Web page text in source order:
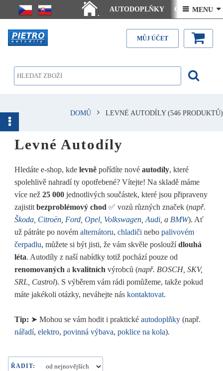
.
AUTODOPLŇKY Ceny doručení
Články - návody Kontakt
 MENU 
MŮJ ÚČET
DOMŮ LEVNÉ AUTODÍLY(546 PRODUKTŮ)
Levné Autodíly
Hledáte e-shop, kde levně pořídíte nové autodíly, které
spolehlivě nahradí ty opotřebené? Vítejte! Na skladě máme
více než 25 000jednotlivých součástek, které jsou připraveny
zajistit bezproblémový chod ✅ vozů různých značek (např.
Škoda, Citroën, Ford, Opel, Volkswagen, Audi, a BMW). Ať
už pátráte po novém alternátoru, chladiči nebo palivovém
čerpadlu, můžete si být jisti, že vám skvěle posloužídlouhá
léta. Autodíly z naší nabídky totiž pochází pouze od
renomovaných a kvalitních výrobců (např. BOSCH, SKV,
SRL, Castrol). S výběrem vám rádi pomůžeme, takže pokud
máte jakékoli otázky, neváhejte nás kontaktovat.
Tip: ➤ Mohou se vám hodit i praktické autodoplňky (např.
nářadí, elektro, povinná výbava, poklice na kola).
ŘADIT: